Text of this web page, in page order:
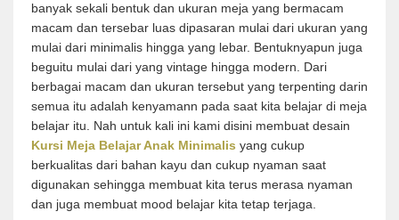
banyak sekali bentuk dan ukuran meja yang bermacam
macam dan tersebar luas dipasaran mulai dari ukuran yang
mulai dari minimalis hingga yang lebar. Bentuknyapun juga
beguitu mulai dari yang vintage hingga modern. Dari
berbagai macam dan ukuran tersebut yang terpenting darin
semua itu adalah kenyamann pada saat kita belajar di meja
belajar itu. Nah untuk kali ini kami disini membuat desain
Kursi Meja Belajar Anak Minimalis yang cukup
berkualitas dari bahan kayu dan cukup nyaman saat
digunakan sehingga membuat kita terus merasa nyaman
dan juga membuat mood belajar kita tetap terjaga.